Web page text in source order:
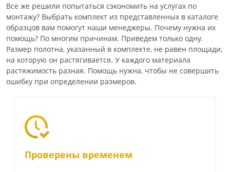
Все же решили попытаться сэкономить на услугах по
монтажу? Выбрать комплект из представленных в каталоге
образцов вам помогут наши менеджеры. Почему нужна их
помощь? По многим причинам. Приведем только одну.
Размер полотна, указанный в комплекте, не равен площади,
на которую он растягивается. У каждого материала
растяжимость разная. Помощь нужна, чтобы не совершить
ошибку при определении размеров.
Проверены временем